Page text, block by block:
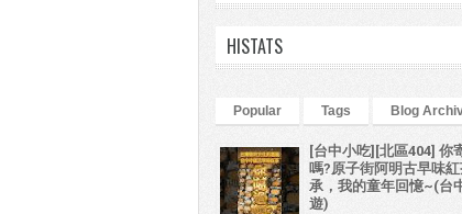
HISTATS
Popular Tags Blog
[台中小吃][北區404] 你
嗎?原子街阿明古早味
承，我的童年回憶~(台
遊)